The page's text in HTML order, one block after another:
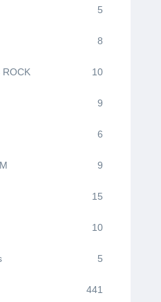
5
8
ROCK 10
9
6
9
15
10
5
441